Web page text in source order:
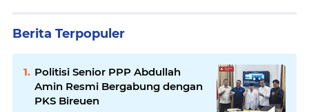
Berita Terpopuler
Politisi Senior PPP Abdullah
Amin Resmi Bergabung dengan
PKS Bireuen